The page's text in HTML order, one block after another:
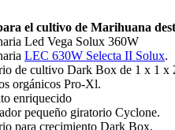
el cultivo de Marihuana
Led Vega Solux 360W
LEC 630W Selecta II Solux.
de cultivo Dark Box de 1 x 1 x
orgánicos Pro-Xl.
enriquecido
pequeño giratorio Cyclone.
para crecimiento Dark Box.